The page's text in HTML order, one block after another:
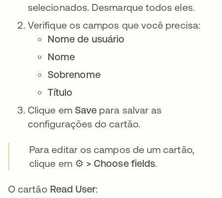
selecionados. Desmarque todos eles.
Verifique os campos que você precisa:
Nome de usuário
Nome
Sobrenome
Título
Clique em Save para salvar as
configurações do cartão.
Para editar os campos de um cartão,
clique em ⚙️ > Choose fields.
O cartão Read User: